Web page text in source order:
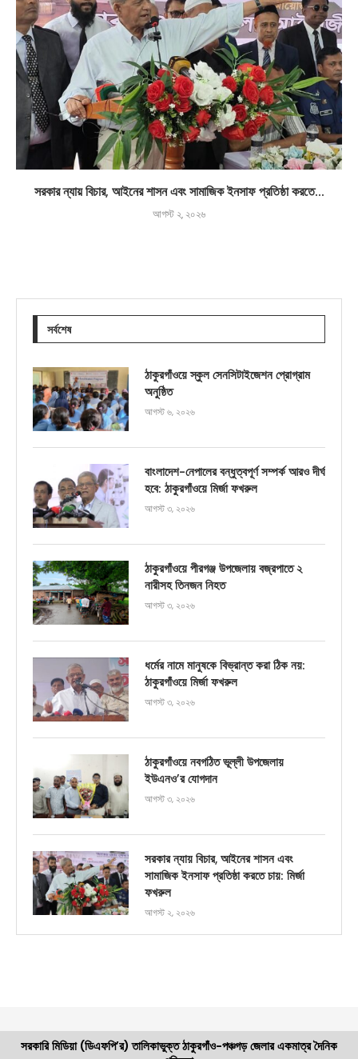
সরকার ন্যায় বিচার, আইনের শাসন এবং সামাজিক ইনসাফ প্রতিষ্ঠা করতে...
আগস্ট ২, ২০২৬
সর্বশেষ
ঠাকুরগাঁওয়ে স্কুল সেনসিটাইজেশন প্রোগ্রাম
অনুষ্ঠিত
আগস্ট ৬, ২০২৬
বাংলাদেশ-নেপালের বন্ধুত্বপূর্ণ সম্পর্ক আরও দীর্ঘ
হবে: ঠাকুরগাঁওয়ে মির্জা ফখরুল
আগস্ট ৩, ২০২৬
ঠাকুরগাঁওয়ে পীরগঞ্জ উপজেলায় বজ্রপাতে ২
নারীসহ তিনজন নিহত
আগস্ট ৩, ২০২৬
ধর্মের নামে মানুষকে বিভ্রান্ত করা ঠিক নয়:
ঠাকুরগাঁওয়ে মির্জা ফখরুল
আগস্ট ৩, ২০২৬
ঠাকুরগাঁওয়ে নবগঠিত ভূল্লী উপজেলায়
ইউএনও’র যোগদান
আগস্ট ৩, ২০২৬
সরকার ন্যায় বিচার, আইনের শাসন এবং
সামাজিক ইনসাফ প্রতিষ্ঠা করতে চায়: মির্জা
ফখরুল
আগস্ট ২, ২০২৬
সরকারি মিডিয়া (ডিএফপি’র) তালিকাভুক্ত ঠাকুরগাঁও-পঞ্চগড় জেলার একমাত্র দৈনিক